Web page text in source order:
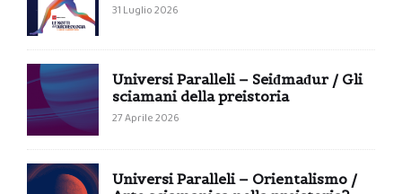
31 Luglio 2026
Universi Paralleli – Seiđmađur / Gli
sciamani della preistoria
27 Aprile 2026
Universi Paralleli – Orientalismo /